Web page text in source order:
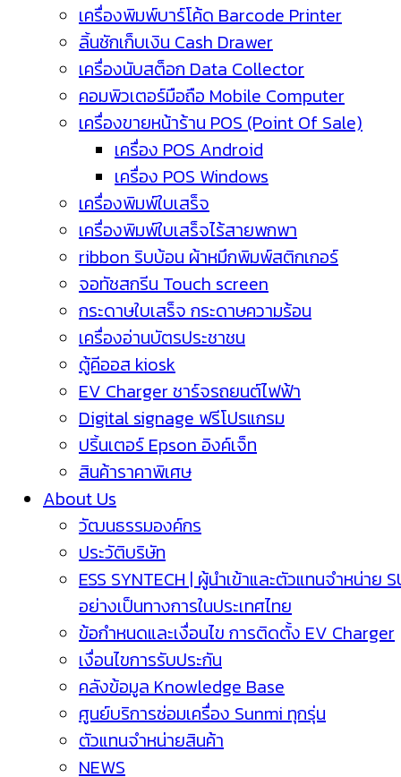
เครื่องพิมพ์บาร์โค้ด Barcode Printer
ลิ้นชักเก็บเงิน Cash Drawer
เครื่องนับสต็อก Data Collector
คอมพิวเตอร์มือถือ Mobile Computer
เครื่องขายหน้าร้าน POS (Point Of Sale)
เครื่อง POS Android
เครื่อง POS Windows
เครื่องพิมพ์ใบเสร็จ
เครื่องพิมพ์ใบเสร็จไร้สายพกพา
ribbon ริบบ้อน ผ้าหมึกพิมพ์สติกเกอร์
จอทัชสกรีน Touch screen
กระดาษใบเสร็จ กระดาษความร้อน
เครื่องอ่านบัตรประชาชน
ตู้คีออส kiosk
EV Charger ชาร์จรถยนต์ไฟฟ้า
Digital signage ฟรีโปรแกรม
ปริ้นเตอร์ Epson อิงค์เจ็ท
สินค้าราคาพิเศษ
About Us
วัฒนธรรมองค์กร
ประวัติบริษัท
ESS SYNTECH | ผู้นำเข้าและตัวแทนจำหน่าย
อย่างเป็นทางการในประเทศไทย
ข้อกำหนดและเงื่อนไข การติดตั้ง EV Charger
เงื่อนไขการรับประกัน
คลังข้อมูล Knowledge Base
ศูนย์บริการซ่อมเครื่อง Sunmi ทุกรุ่น
ตัวแทนจำหน่ายสินค้า
NEWS